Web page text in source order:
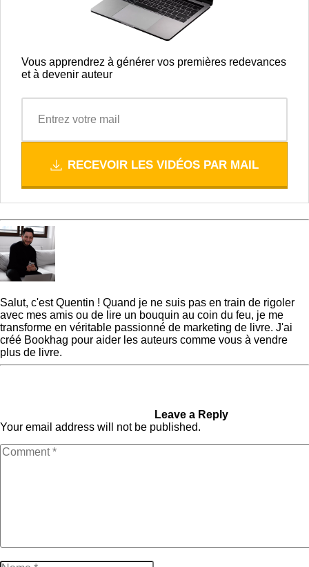
Vous apprendrez à générer vos premières redevances
et à devenir auteur
RECEVOIR LES VIDÉOS PAR MAIL
Salut, c'est Quentin ! Quand je ne suis pas en train de rigoler
avec mes amis ou de lire un bouquin au coin du feu, je me
transforme en véritable passionné de marketing de livre. J'ai
créé Bookhag pour aider les auteurs comme vous à vendre
plus de livre.
Leave a Reply
Your email address will not be published.